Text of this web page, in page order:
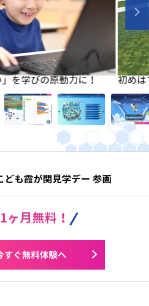
を学びの原動力に！ 初め
ども霞が関見学デー 参画
1ヶ月無料！
すぐ無料体験へ